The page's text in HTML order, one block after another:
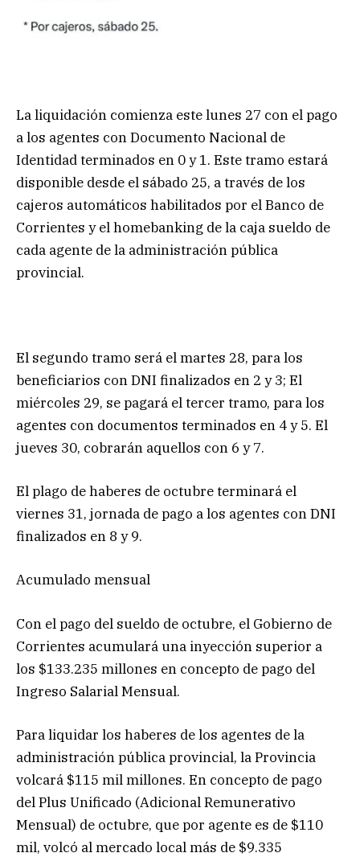
La liquidación comienza este lunes 27 con el pago
a los agentes con Documento Nacional de
Identidad terminados en 0 y 1. Este tramo estará
disponible desde el sábado 25, a través de los
cajeros automáticos habilitados por el Banco de
Corrientes y el homebanking de la caja sueldo de
cada agente de la administración pública
provincial.
El segundo tramo será el martes 28, para los
beneficiarios con DNI finalizados en 2 y 3; El
miércoles 29, se pagará el tercer tramo, para los
agentes con documentos terminados en 4 y 5. El
jueves 30, cobrarán aquellos con 6 y 7.
El plago de haberes de octubre terminará el
viernes 31, jornada de pago a los agentes con DNI
finalizados en 8 y 9.
Acumulado mensual
Con el pago del sueldo de octubre, el Gobierno de
Corrientes acumulará una inyección superior a
los $133.235 millones en concepto de pago del
Ingreso Salarial Mensual.
Para liquidar los haberes de los agentes de la
administración pública provincial, la Provincia
volcará $115 mil millones. En concepto de pago
del Plus Unificado (Adicional Remunerativo
Mensual) de octubre, que por agente es de $110
mil, volcó al mercado local más de $9.335